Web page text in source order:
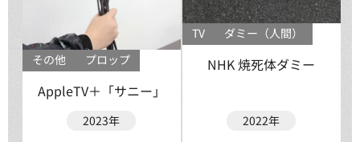
その他 プロップ
AppleTV＋「サニー」
2023年
TV ダミー（人間）
NHK 焼死体ダミー
2022年